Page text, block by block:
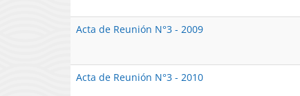
Acta de Reunión N°3 - 2009
Acta de Reunión N°3 - 2010